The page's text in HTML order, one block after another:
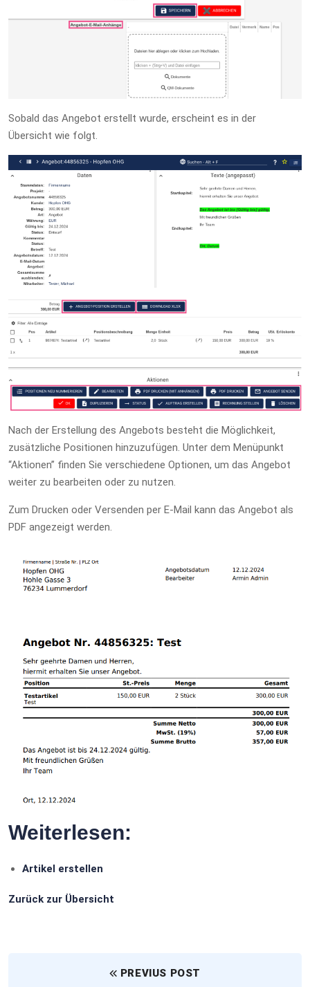
Sobald das Angebot erstellt wurde, erscheint es in der
Übersicht wie folgt.
Nach der Erstellung des Angebots besteht die Möglichkeit,
zusätzliche Positionen hinzuzufügen. Unter dem Menüpunkt
“Aktionen” finden Sie verschiedene Optionen, um das Angebot
weiter zu bearbeiten oder zu nutzen.
Zum Drucken oder Versenden per E-Mail kann das Angebot als
PDF angezeigt werden.
Weiterlesen:
Artikel erstellen
Zurück zur Übersicht
PREVIUS POST